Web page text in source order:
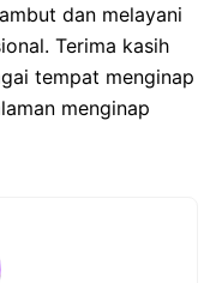
dan melayani
Terima kasih
tempat menginap
menginap